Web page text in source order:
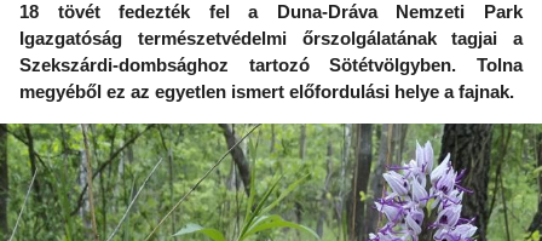
18 tövét fedezték fel a Duna-Dráva Nemzeti Park
Igazgatóság természetvédelmi őrszolgálatának tagjai a
Szekszárdi-dombsághoz tartozó Sötétvölgyben. Tolna
megyéből ez az egyetlen ismert előfordulási helye a fajnak.